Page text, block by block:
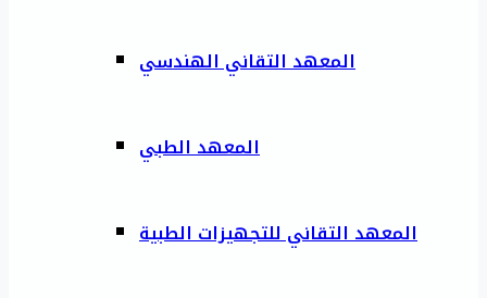
المعهد التقاني الهندسي
المعهد الطبي
المعهد التقاني للتجهيزات الطبية